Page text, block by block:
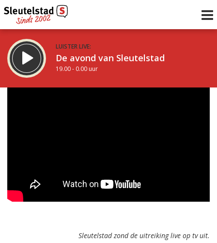
LUISTER LIVE:
De avond van Sleutelstad
19.00 - 0.00 uur
Sleutelstad zond de uitreiking live op tv uit.